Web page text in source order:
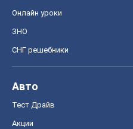
Онлайн уроки
ЗНО
СНГ решебники
Авто
Тест Драйв
Акции